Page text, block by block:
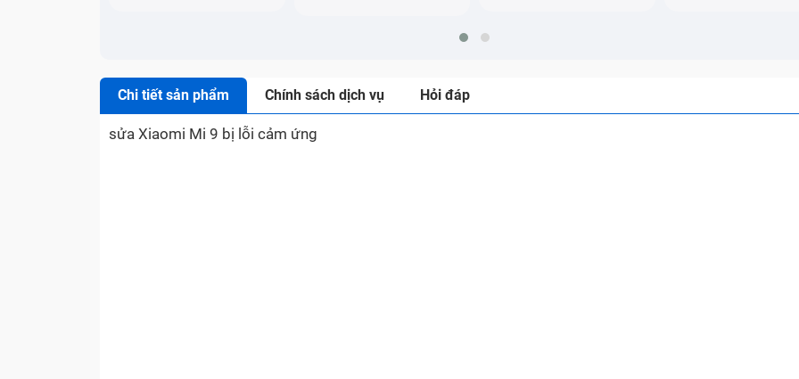
Chi tiết sản phẩm Chính sách dịch vụ Hỏi đáp
sửa Xiaomi Mi 9 bị lỗi cảm ứng